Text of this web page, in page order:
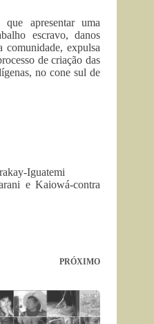
apresentar uma
escravo, danos
comunidade, expulsa
de criação das
no cone sul de
Iguatemi
e Kaiowá-contra
PRÓXIMO